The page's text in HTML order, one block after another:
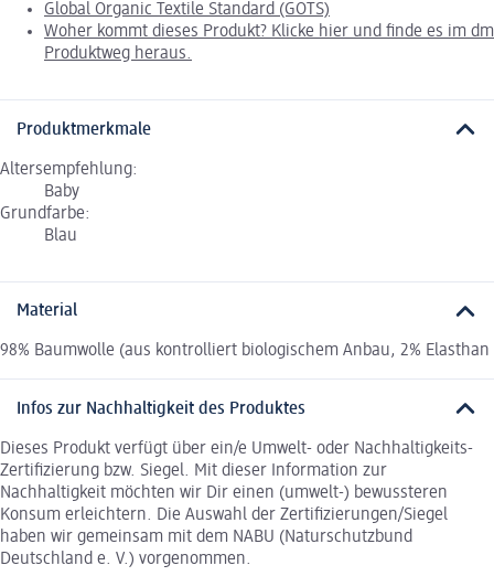
Global Organic Textile Standard (GOTS)
Woher kommt dieses Produkt? Klicke hier und finde es im dm
Produktweg heraus.
Produktmerkmale
Altersempfehlung:
Baby
Grundfarbe:
Blau
Material
98% Baumwolle (aus kontrolliert biologischem Anbau, 2% Elasthan
Infos zur Nachhaltigkeit des Produktes
Dieses Produkt verfügt über ein/e Umwelt- oder Nachhaltigkeits-
Zertifizierung bzw. Siegel. Mit dieser Information zur
Nachhaltigkeit möchten wir Dir einen (umwelt-) bewussteren
Konsum erleichtern. Die Auswahl der Zertifizierungen/Siegel
haben wir gemeinsam mit dem NABU (Naturschutzbund
Deutschland e. V.) vorgenommen.